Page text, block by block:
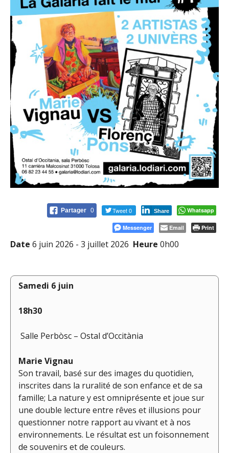
Partager 0 Tweet 0 Share Whatsapp
Messenger Email Print
Date 6 juin 2026 - 3 juillet 2026 Heure 0h00
Samedi 6 juin
18h30
Salle Perbòsc – Ostal d’Occitània
Marie Vignau
Son travail, basé sur des images du quotidien,
inscrites dans la ruralité de son enfance et de sa
famille; La nature y est omniprésente et joue sur
une double lecture entre rêves et illusions pour
questionner notre rapport au vivant et à nos
environnements. Le résultat est un foisonnement
de souvenirs et de couleurs.